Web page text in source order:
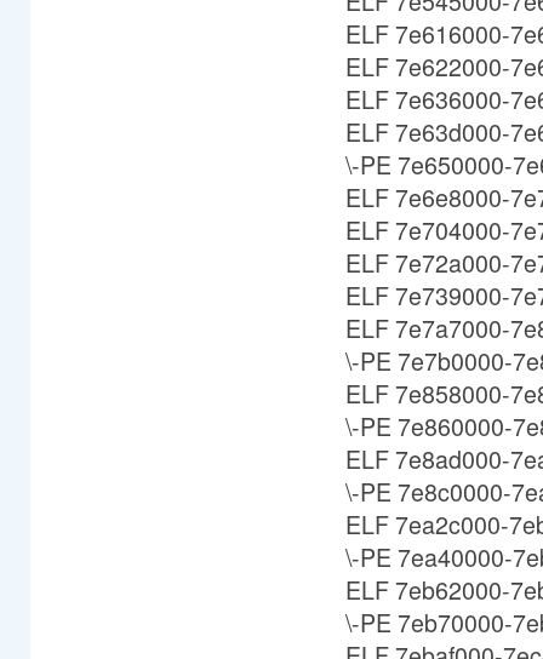
ELF 7e616000-
ELF 7e622000-
ELF 7e636000-
ELF 7e63d000-
\-PE 7e650000-
ELF 7e6e8000-
ELF 7e704000-
ELF 7e72a000-
ELF 7e739000-
ELF 7e7a7000-
\-PE 7e7b0000-
ELF 7e858000-
\-PE 7e860000-
ELF 7e8ad000-
\-PE 7e8c0000-
ELF 7ea2c000-
\-PE 7ea40000-
ELF 7eb62000-
\-PE 7eb70000-